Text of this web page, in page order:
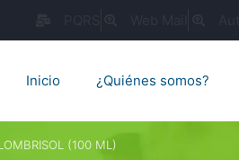
Inicio ¿Quiénes somos?
(100 ML)